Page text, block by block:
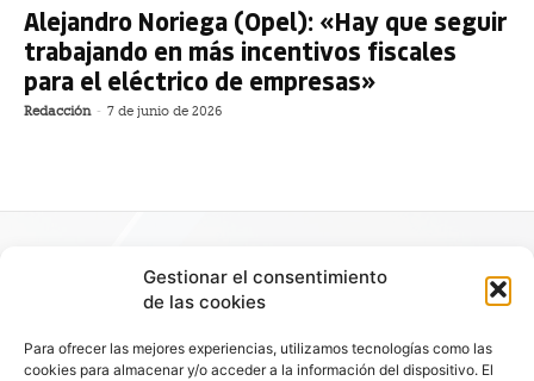
Gestionar el consentimiento
de las cookies
Para ofrecer las mejores experiencias, utilizamos tecnologías como las
cookies para almacenar y/o acceder a la información del dispositivo. El
Alejandro Noriega (Opel): «Hay que seguir
trabajando en más incentivos fiscales
para el eléctrico de empresas»
Redacción - 7 de junio de 2026